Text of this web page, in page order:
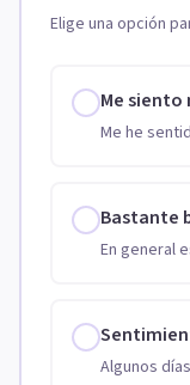
Elige una opción
Me siento
Me he
Bastante
En general
Algunos